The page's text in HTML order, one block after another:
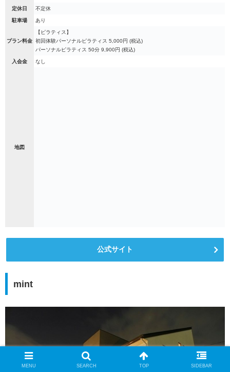
定休日 不定休
駐車場 あり
プラン料金
【ピラティス】
初回体験パーソナルピラティス 5,000円 (税込)
パーソナルピラティス 50分 9,900円 (税込)
入会金 なし
地図
公式サイト
mint
MENU SEARCH TOP SIDEBAR